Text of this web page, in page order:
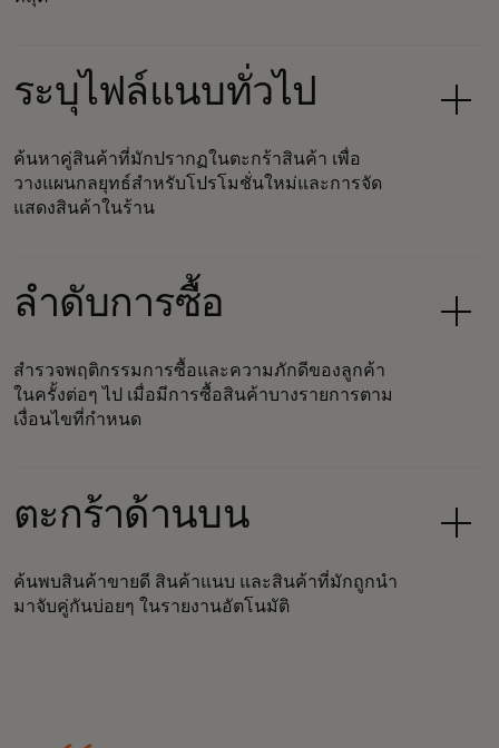
ระบุไฟล์แนบทั่วไป
ค้นหาคู่สินค้าที่มักปรากฏในตะกร้าสินค้า เพื่อ
วางแผนกลยุทธ์สำหรับโปรโมชั่นใหม่และการจัด
แสดงสินค้าในร้าน
ลำดับการซื้อ
สำรวจพฤติกรรมการซื้อและความภักดีของลูกค้า
ในครั้งต่อๆ ไป เมื่อมีการซื้อสินค้าบางรายการตาม
เงื่อนไขที่กำหนด
ตะกร้าด้านบน
ค้นพบสินค้าขายดี สินค้าแนบ และสินค้าที่มักถูกนำ
มาจับคู่กันบ่อยๆ ในรายงานอัตโนมัติ